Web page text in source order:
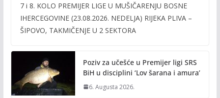
e
b
o
k
itt
er
ai
l
p
y
n
k
7 i 8. KOLO PREMIJER LIGE U MUŠIČARENJU BOSNE
IHERCEGOVINE (23.08.2026. NEDELJA) RIJEKA PLIVA –
ŠIPOVO, TAKMIČENJE U 2 SEKTORA
Poziv za učešće u Premijer ligi SRS
BiH u disciplini ‘Lov šarana i amura’
6. Augusta 2026.